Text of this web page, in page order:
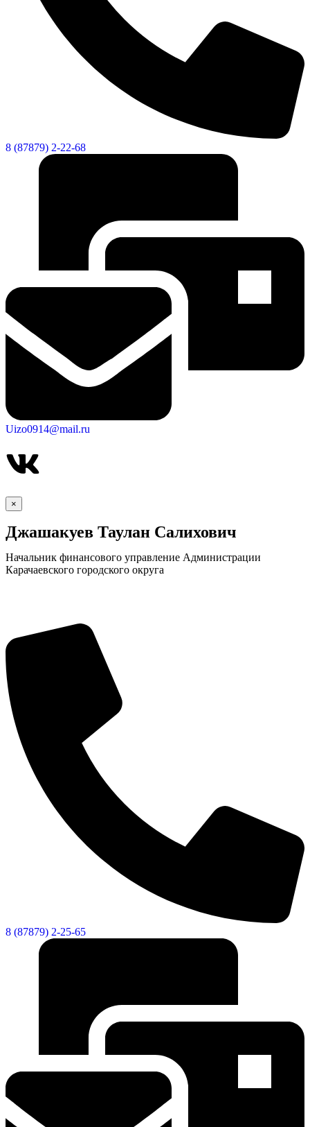
8 (87879) 2-22-68
Uizo0914@mail.ru
×
Джашакуев Таулан Салихович
Начальник финансового управление Администрации
Карачаевского городского округа
8 (87879) 2-25-65